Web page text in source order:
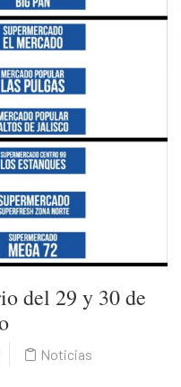
del 29 y 30 de
Noticias